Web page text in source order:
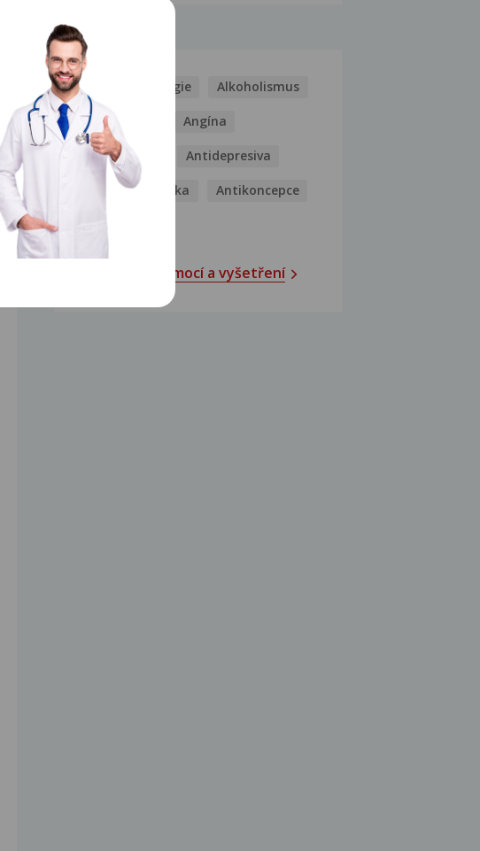
NEMOCI
Alergie Alkoholismus
Analgetika Angína
Antibiotika Antidepresiva
Antihistaminika Antikoncepce
Katalog nemocí a vyšetření